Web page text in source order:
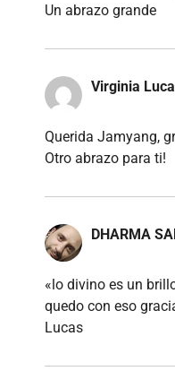
Un abrazo grande
Virginia
Querida Jamyang,
Otro abrazo para ti!
DHARMA
«lo divino es un
quedo con eso
Lucas